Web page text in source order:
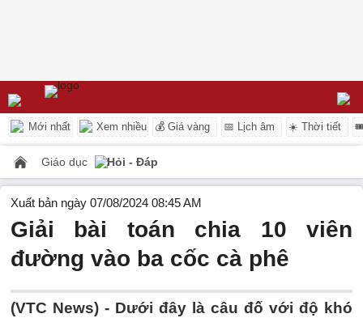
Mới nhất Xem nhiều 💰 Giá vàng 📅 Lịch âm ☀️ Thời tiết
Giáo dục Hỏi - Đáp
Xuất bản ngày 07/08/2024 08:45 AM
Giải bài toán chia 10 viên
đường vào ba cốc cà phê
(VTC News) - Dưới đây là câu đố với độ khó